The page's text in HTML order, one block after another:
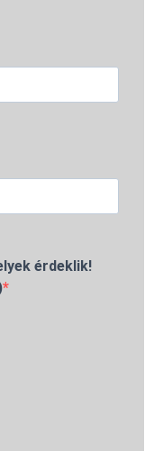
érdeklik!